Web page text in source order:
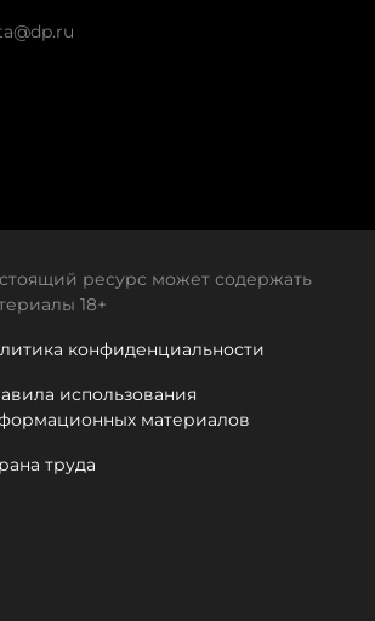
ресурс может содержать
18+
конфиденциальности
использования
материалов
труда